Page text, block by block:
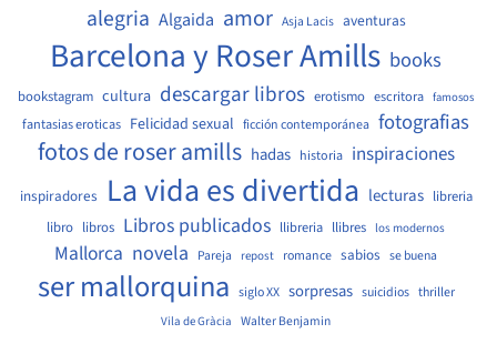
alegria Algaida amor Asja Lacis aventuras
Barcelona y Roser Amills books
bookstagram cultura descargar libros erotismo escritora famosos
fantasias eroticas Felicidad sexual ficción contemporánea fotografias
fotos de roser amills hadas historia inspiraciones
inspiradores La vida es divertida lecturas libreria
libro libros Libros publicados llibreria llibres los modernos
Mallorca novela Pareja repost romance sabios se buena
ser mallorquina siglo XX sorpresas suicidios thriller
Vila de Gràcia Walter Benjamin